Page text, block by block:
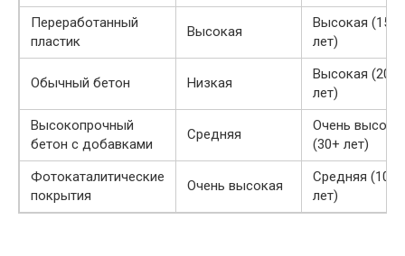
Переработанный
пластик
Высокая
Высокая (15-
лет)
Обычный бетон Низкая
Высокая (20-
лет)
Высокопрочный
бетон с добавками
Средняя
Очень
(30+ лет)
Фотокаталитические
покрытия
Очень высокая
Средняя (10-
лет)